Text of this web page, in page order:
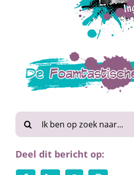
Zoeken
naar:
Deel dit bericht op: